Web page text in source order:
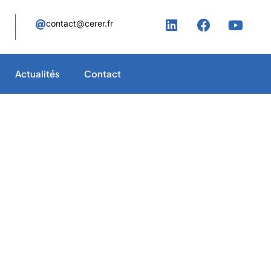
contact@cerer.fr
Actualités Contact